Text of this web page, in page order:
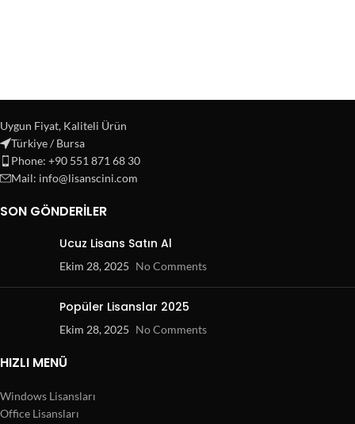
Uygun Fiyat, Kaliteli Ürün
Türkiye / Bursa
Phone: +90 551 871 68 30
Mail: info@lisanscini.com
SON GÖNDERILER
Ucuz Lisans Satın Al
Ekim 28, 2025 No Comments
Popüler Lisanslar 2025
Ekim 28, 2025 No Comments
HIZLI MENÜ
Windows Lisansları
Office Lisansları